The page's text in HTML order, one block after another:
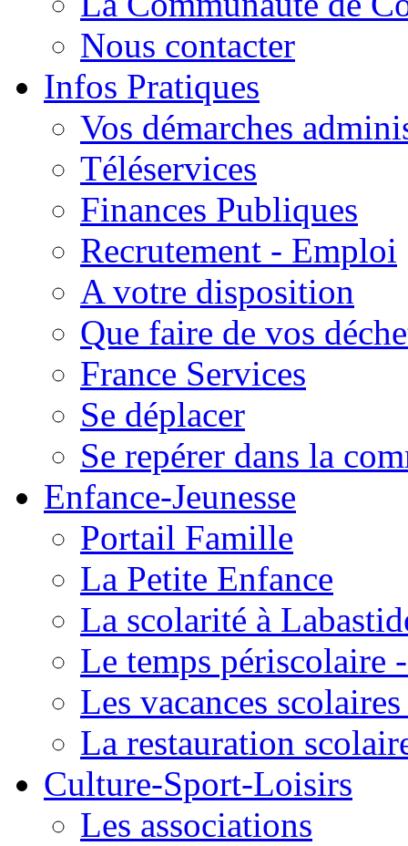
Nous contacter
Infos Pratiques
Vos démarches
Téléservices
Finances Publiques
Recrutement - Emploi
A votre disposition
Que faire de vos
France Services
Se déplacer
Se repérer dans la
Enfance-Jeunesse
Portail Famille
La Petite Enfance
La scolarité à
Le temps périscolaire
Les vacances
La restauration
Culture-Sport-Loisirs
Les associations